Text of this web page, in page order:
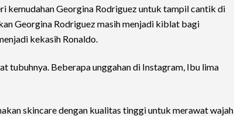
kemudahan Georgina Rodriguez untuk tampil cantik di
Georgina Rodriguez masih menjadi kiblat bagi
kekasih Ronaldo.
tubuhnya. Beberapa unggahan di Instagram, Ibu lima
skincare dengan kualitas tinggi untuk merawat wajah